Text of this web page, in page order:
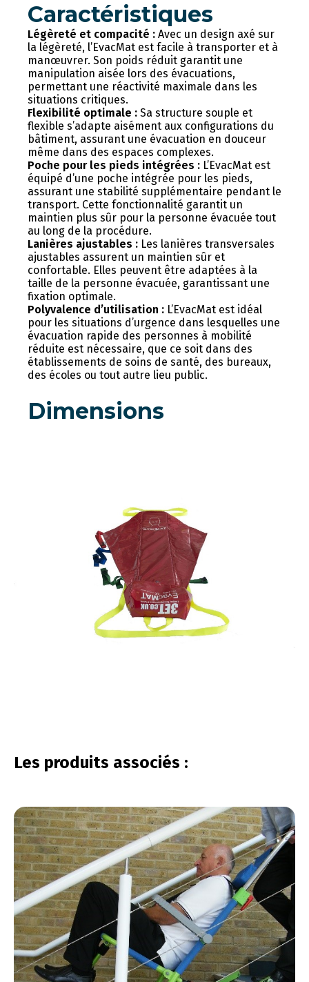
Caractéristiques
Légèreté et compacité : Avec un design axé sur
la légèreté, l’EvacMat est facile à transporter et à
manœuvrer. Son poids réduit garantit une
manipulation aisée lors des évacuations,
permettant une réactivité maximale dans les
situations critiques.
Flexibilité optimale : Sa structure souple et
flexible s’adapte aisément aux configurations du
bâtiment, assurant une évacuation en douceur
même dans des espaces complexes.
Poche pour les pieds intégrées : L’EvacMat est
équipé d’une poche intégrée pour les pieds,
assurant une stabilité supplémentaire pendant le
transport. Cette fonctionnalité garantit un
maintien plus sûr pour la personne évacuée tout
au long de la procédure.
Lanières ajustables : Les lanières transversales
ajustables assurent un maintien sûr et
confortable. Elles peuvent être adaptées à la
taille de la personne évacuée, garantissant une
fixation optimale.
Polyvalence d’utilisation : L’EvacMat est idéal
pour les situations d’urgence dans lesquelles une
évacuation rapide des personnes à mobilité
réduite est nécessaire, que ce soit dans des
établissements de soins de santé, des bureaux,
des écoles ou tout autre lieu public.
Dimensions
Les produits associés :